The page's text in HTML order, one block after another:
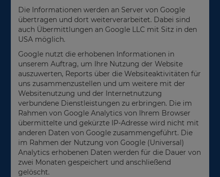
Die Informationen werden an Server von Google
übertragen und dort weiterverarbeitet. Dabei sind
auch Übermittlungen an Google LLC mit Sitz in den
USA möglich.
Google nutzt die erhobenen Informationen in
unserem Auftrag, um Ihre Nutzung der Website
auszuwerten, Reports über die Websiteaktivitäten für
uns zusammenzustellen und um weitere mit der
Websitenutzung und der Internetnutzung
verbundene Dienstleistungen zu erbringen. Die im
Rahmen von Google Analytics von Ihrem Browser
übermittelte und gekürzte IP-Adresse wird nicht mit
anderen Daten von Google zusammengeführt. Die
im Rahmen der Nutzung von Google (Universal)
Analytics erhobenen Daten werden für die Dauer von
zwei Monaten gespeichert und anschließend
gelöscht.